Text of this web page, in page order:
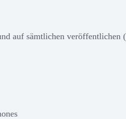
auf sämtlichen